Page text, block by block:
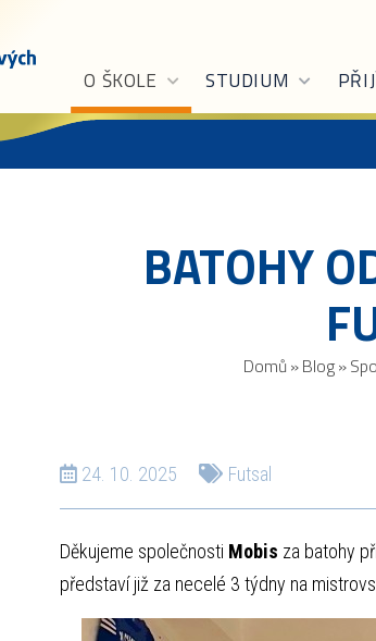
O ŠKOLE STUDIUM
BATOHY
Domů »Blog»
24. 10. 2025 Futsal
Děkujeme společnosti Mobis za batohy
představí již za necelé 3 týdny na